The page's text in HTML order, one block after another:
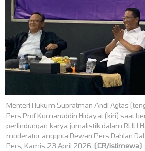
Menteri Hukum Supratman Andi Agtas
Pers Prof Komaruddin Hidayat (kiri) saat
perlindungan karya jurnalistik dalam RUU
moderator anggota Dewan Pers Dahlan
Pers, Kamis 23 April 2026. (CR/istimewa)